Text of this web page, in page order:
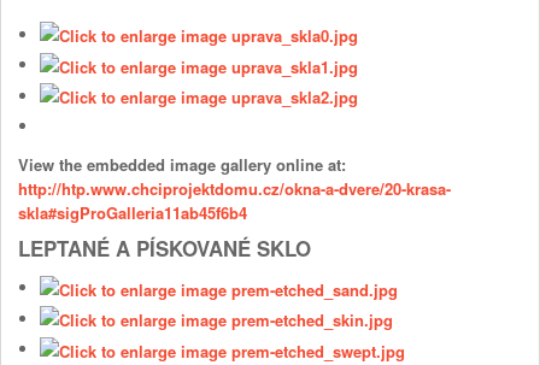
View the embedded image gallery online at:
http://htp.www.chciprojektdomu.cz/okna-a-dvere/20-krasa-
skla#sigProGalleria11ab45f6b4
LEPTANÉ A PÍSKOVANÉ SKLO